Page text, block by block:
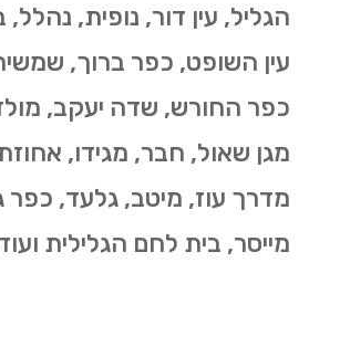
הגליל, עין דור, נופית, נהלל,
עין השופט, כפר ברוך,
כפר החורש, שדה יעקב,
מגן שאול, חבר, מגידו,
מדרך עוז, מיטב, גלעד, כפר
מייסר, בית לחם הגלילית